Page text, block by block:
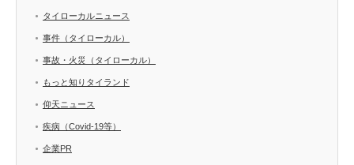
タイローカルニュース
事件（タイローカル）
事故・火災（タイローカル）
もっと知りタイランド
仰天ニュース
疾病（Covid-19等）
企業PR